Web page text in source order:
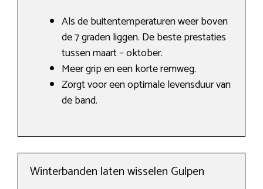
Als de buitentemperaturen weer boven
de 7 graden liggen. De beste prestaties
tussen maart – oktober.
Meer grip en een korte remweg.
Zorgt voor een optimale levensduur van
de band.
Winterbanden laten wisselen Gulpen